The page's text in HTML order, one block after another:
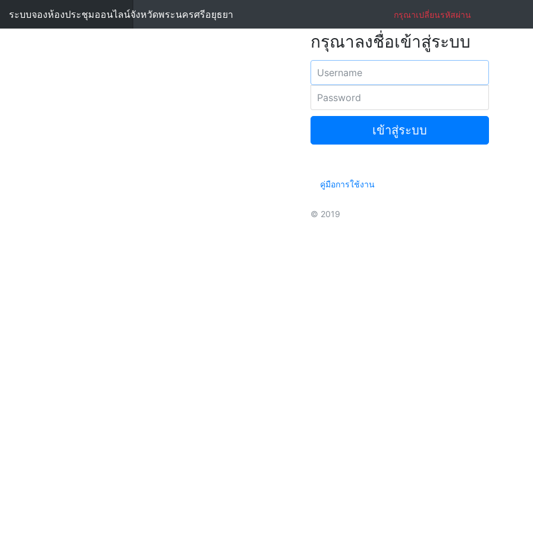
ระบบจองห้องประชุมออนไลน์จังหวัดพระนครศรีอยุธยา กรุณาเปลี่ยนรหัสผ่าน
กรุณาลงชื่อเข้าสู่ระบบ
เข้าสู่ระบบ
คู่มือการใช้งาน
© 2019